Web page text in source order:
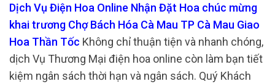
Dịch Vụ Điện Hoa Online Nhận Đặt Hoa chúc mừng
khai trương Chợ Bách Hóa Cà Mau TP Cà Mau Giao
Hoa Thần Tốc Không chỉ thuận tiện và nhanh chóng,
dịch Vụ Thương Mại điện hoa online còn làm bạn tiết
kiệm ngân sách thời hạn và ngân sách. Quý Khách